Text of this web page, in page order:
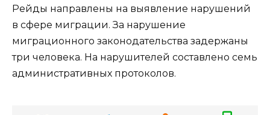
Рейды направлены на выявление нарушений
в сфере миграции. За нарушение
миграционного законодательства задержаны
три человека. На нарушителей составлено семь
административных протоколов.